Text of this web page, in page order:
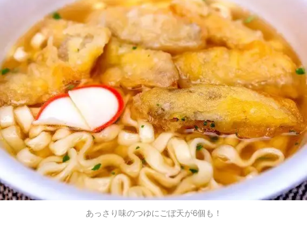
あっさり味のつゆにごぼ天が6個も！